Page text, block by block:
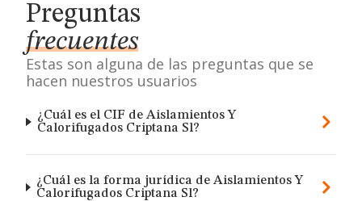
Preguntas
frecuentes
Estas son alguna de las preguntas que se
hacen nuestros usuarios
¿Cuál es el CIF de Aislamientos Y
Calorifugados Criptana Sl?
¿Cuál es la forma jurídica de Aislamientos Y
Calorifugados Criptana Sl?